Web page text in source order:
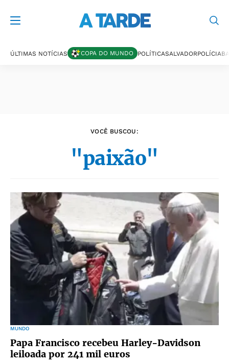
ÚLTIMAS NOTÍCIAS COPA DO MUNDO POLÍTICASALVADORPOLÍCIA
VOCÊ BUSCOU:
"paixão"
MUNDO
Papa Francisco recebeu Harley-Davidson
leiloada por 241 mil euros